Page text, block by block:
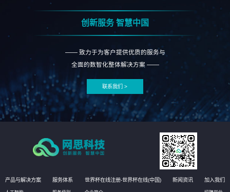
创新服务 智慧中国
—— 致力于为客户提供优质的服务与
全面的数智化整体解决方案 ——
联系我们 >
产品与解决方案 服务体系 世界杯在线注册-世界杯在线(中国) 新闻资讯 加入我们